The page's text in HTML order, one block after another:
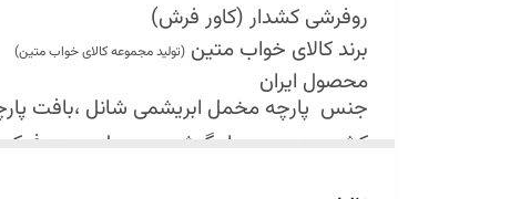
اولین شستشو ترجیحا خشک شویی شود
شستشو در لباسشویی های خانگی
حداکثر دمای شستشو 30 درجه سانتیگراد (عملیات ملایم)
از پودر های صابونی و آنزیم دار(دانه آبی)
روفرشی کشدار (کاور فرش)
برند کالای خواب متین (تولید مجموعه کالای خواب متین)
محصول ایران
جنس پارچه مخمل ابریشمی شانل ،بافت پارچه
کش دوزی در چهار گوشه محصول جهت